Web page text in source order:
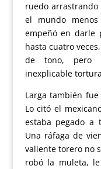
ruedo
el mundo
empeñó en darle
hasta cuatro
de tono, pero
inexplicable
Larga también
Lo citó el
estaba pegado a
Una ráfaga de
valiente torero no
robó la muleta,